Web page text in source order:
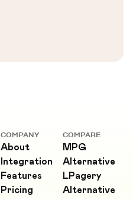
COMPANY
About
Integration
Features
Pricing
COMPARE
MPG
Alternative
LPagery
Alternative